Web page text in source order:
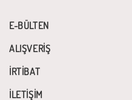
E-BÜLTEN
ALIŞVERİŞ
İRTİBAT
İLETİŞİM